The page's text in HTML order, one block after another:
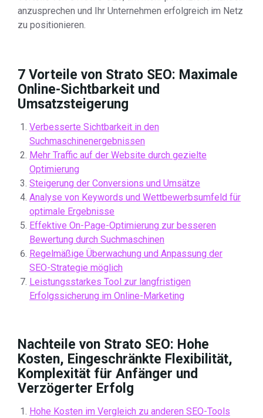
anzusprechen und Ihr Unternehmen erfolgreich im Netz
zu positionieren.
7 Vorteile von Strato SEO: Maximale
Online-Sichtbarkeit und
Umsatzsteigerung
Verbesserte Sichtbarkeit in den
Suchmaschinenergebnissen
Mehr Traffic auf der Website durch gezielte
Optimierung
Steigerung der Conversions und Umsätze
Analyse von Keywords und Wettbewerbsumfeld für
optimale Ergebnisse
Effektive On-Page-Optimierung zur besseren
Bewertung durch Suchmaschinen
Regelmäßige Überwachung und Anpassung der
SEO-Strategie möglich
Leistungsstarkes Tool zur langfristigen
Erfolgssicherung im Online-Marketing
Nachteile von Strato SEO: Hohe
Kosten, Eingeschränkte Flexibilität,
Komplexität für Anfänger und
Verzögerter Erfolg
Hohe Kosten im Vergleich zu anderen SEO-Tools